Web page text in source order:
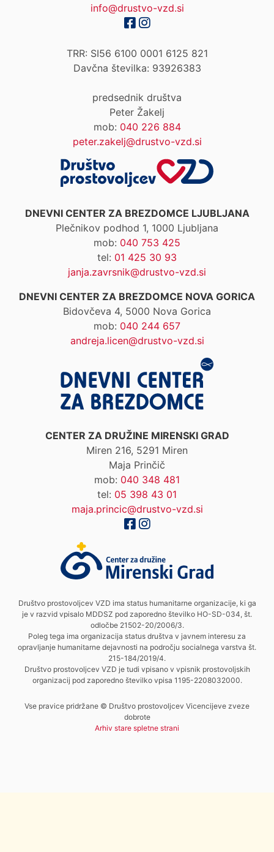
info@drustvo-vzd.si
TRR: SI56 6100 0001 6125 821
Davčna številka: 93926383
predsednik društva
Peter Žakelj
mob: 040 226 884
peter.zakelj@drustvo-vzd.si
DNEVNI CENTER ZA BREZDOMCE LJUBLJANA
Plečnikov podhod 1, 1000 Ljubljana
mob: 040 753 425
tel: 01 425 30 93
janja.zavrsnik@drustvo-vzd.si
DNEVNI CENTER ZA BREZDOMCE NOVA GORICA
Bidovčeva 4, 5000 Nova Gorica
mob: 040 244 657
andreja.licen@drustvo-vzd.si
CENTER ZA DRUŽINE MIRENSKI GRAD
Miren 216, 5291 Miren
Maja Prinčič
mob: 040 348 481
tel: 05 398 43 01
maja.princic@drustvo-vzd.si
Društvo prostovoljcev VZD ima status humanitarne organizacije, ki ga
je v razvid vpisalo MDDSZ pod zaporedno številko HO-SD-034, št.
odločbe 21502-20/2006/3.
Poleg tega ima organizacija status društva v javnem interesu za
opravljanje humanitarne dejavnosti na področju socialnega varstva št.
215-184/2019/4.
Društvo prostovoljcev VZD je tudi vpisano v vpisnik prostovoljskih
organizacij pod zaporedno številko vpisa 1195-2208032000.
Vse pravice pridržane © Društvo prostovoljcev Vicencijeve zveze
dobrote
Arhiv stare spletne strani